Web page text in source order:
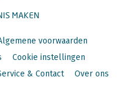
MAKEN
voorwaarden
Cookie instellingen
& Contact Over ons